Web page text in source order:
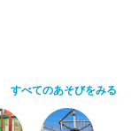
すべてのあそびをみる